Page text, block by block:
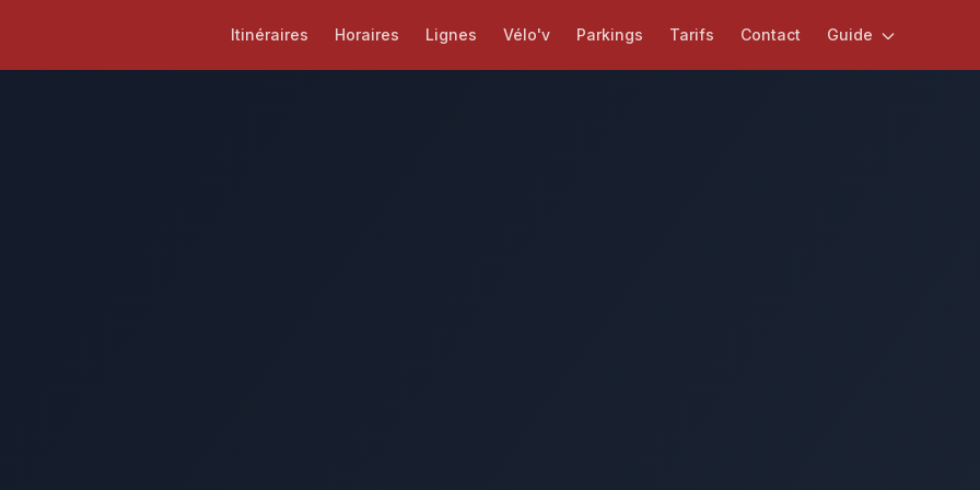
Itinéraires Horaires Lignes Vélo'v Parkings Tarifs Contact Guide